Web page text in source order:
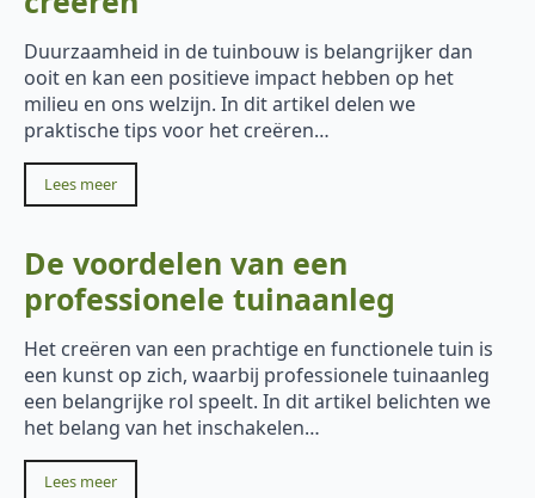
Duurzaamheid in de tuinbouw is belangrijker dan
ooit en kan een positieve impact hebben op het
milieu en ons welzijn. In dit artikel delen we
praktische tips voor het creëren…
Lees meer
De voordelen van een
professionele tuinaanleg
Het creëren van een prachtige en functionele tuin is
een kunst op zich, waarbij professionele tuinaanleg
een belangrijke rol speelt. In dit artikel belichten we
het belang van het inschakelen…
Lees meer